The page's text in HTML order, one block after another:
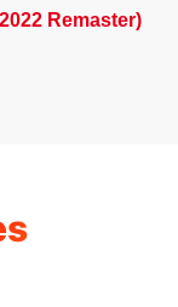
Remaster)